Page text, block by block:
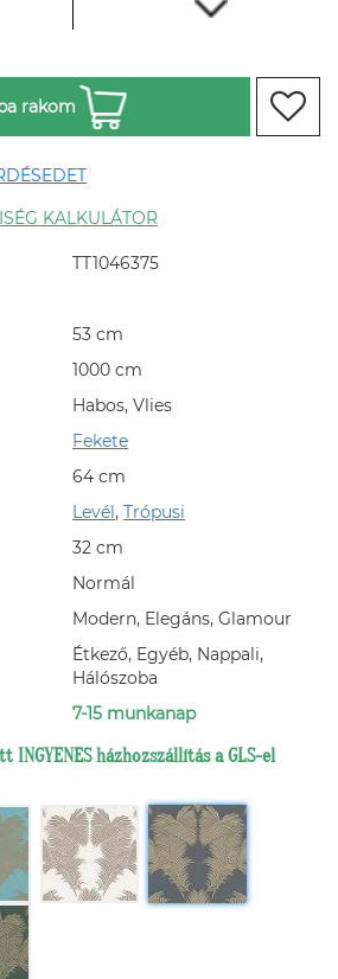
rakom
KALKULÁTOR
TT1046375
53 cm
1000 cm
Habos, Vlies
Fekete
64 cm
Levél, Trópusi
32 cm
Normál
Modern, Elegáns, Glamour
Étkező, Egyéb, Nappali,
Hálószoba
7-15 munkanap
házhozszállítás a GLS-el